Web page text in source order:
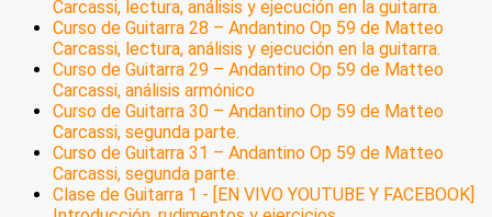
Carcassi, lectura, análisis y ejecución en la guitarra.
Curso de Guitarra 28 – Andantino Op 59 de Matteo
Carcassi, lectura, análisis y ejecución en la guitarra.
Curso de Guitarra 29 – Andantino Op 59 de Matteo
Carcassi, análisis armónico
Curso de Guitarra 30 – Andantino Op 59 de Matteo
Carcassi, segunda parte.
Curso de Guitarra 31 – Andantino Op 59 de Matteo
Carcassi, segunda parte.
Clase de Guitarra 1 - [EN VIVO YOUTUBE Y FACEBOOK]